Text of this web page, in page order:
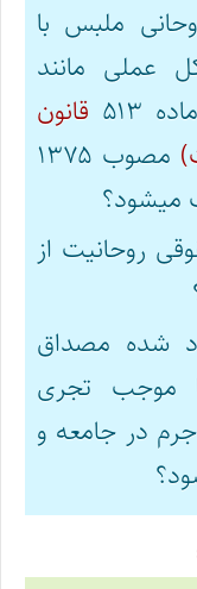
ملبس با
عملی مانند
قانون
مصوب ۱۳۷۵
میشود؟
روحانیت از
شده مصداق
موجب تجری
در جامعه و